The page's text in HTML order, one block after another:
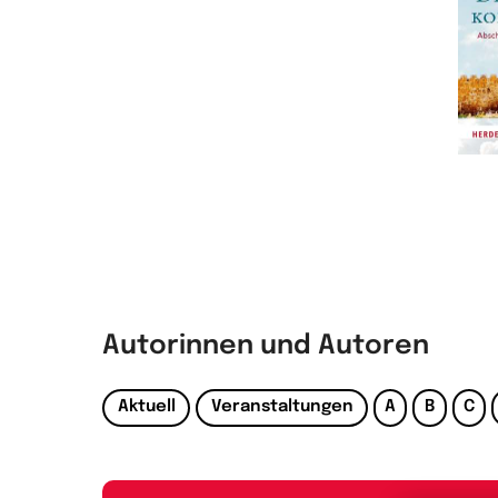
Autorinnen und Autoren
Aktuell Veranstaltungen A B C